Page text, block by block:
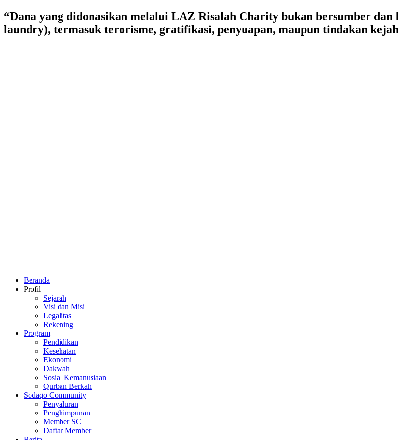
Lewati
ke
konten
“Dana yang didonasikan melalui LAZ Risalah Charity bukan bersumber
laundry), termasuk terorisme, gratifikasi, penyuapan, maupun tindakan
Beranda
Profil
Sejarah
Visi dan Misi
Legalitas
Rekening
Program
Pendidikan
Kesehatan
Ekonomi
Dakwah
Sosial Kemanusiaan
Qurban Berkah
Sodaqo Community
Penyaluran
Penghimpunan
Member SC
Daftar Member